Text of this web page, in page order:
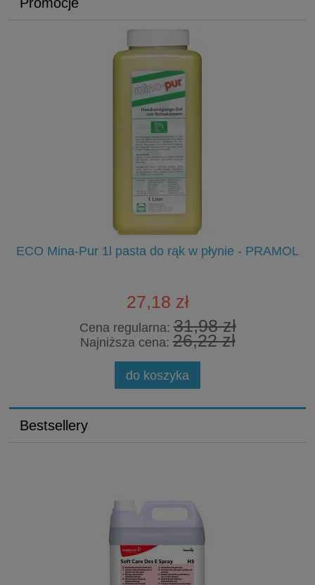
ECO Mina-Pur 1l pasta do rąk w płynie - PRAMOL
27,18 zł
Cena regularna:31,98 zł
Najniższa cena:26,22 zł
do koszyka
Bestsellery